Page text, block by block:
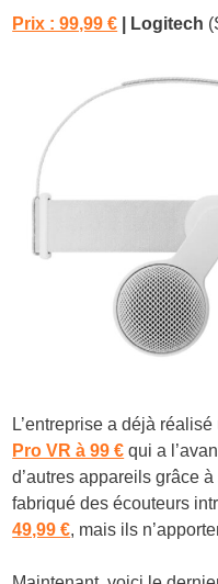
Prix : 99,99 € | Logitech
L’entreprise a déjà
Pro VR à 99 € qui a
d’autres appareils grâce
fabriqué des écouteurs
49,99 €, mais ils